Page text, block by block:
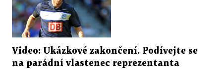
Video: Ukázkové zakončení. Podívejte se
na parádní vlastenec reprezentanta